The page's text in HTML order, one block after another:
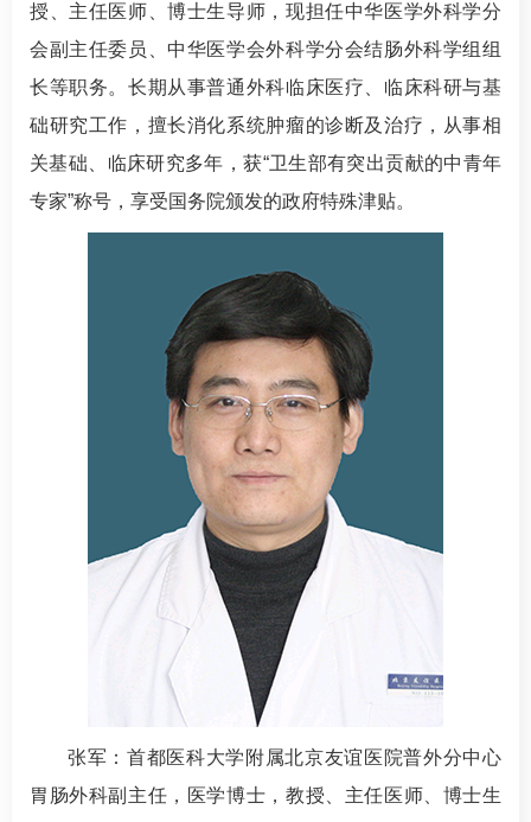
授、主任医师、博士生导师，现担任中华医学外科学分
会副主任委员、中华医学会外科学分会结肠外科学组组
长等职务。长期从事普通外科临床医疗、临床科研与基
础研究工作，擅长消化系统肿瘤的诊断及治疗，从事相
关基础、临床研究多年，获“卫生部有突出贡献的中青年
专家”称号，享受国务院颁发的政府特殊津贴。
张军 ：首都医科大学附属北京友谊医院普外分中心
胃肠外科副主任，医学博士，教授、主任医师、博士生